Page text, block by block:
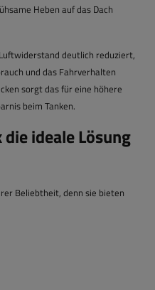
Heben auf das Dach
deutlich reduziert,
und das Fahrverhalten
sorgt das für eine höhere
beim Tanken.
ideale Lösung
Beliebtheit, denn sie bieten